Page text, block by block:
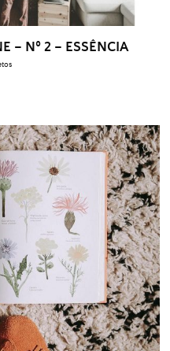
– Nº 2 – ESSÊNCIA